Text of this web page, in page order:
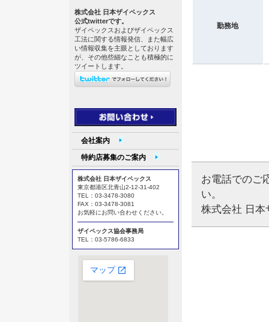
株式会社 日本ザイペックス
公式twitterです。
ザイペックスおよびザイペックス
工法に関する情報発信、また幅広
い情報収集を主眼としております
が、その他些細なことも積極的に
ツイートします。
会社案内
特約店募集のご案内
株式会社 日本ザイペックス
東京都港区北青山2-12-31-402
TEL：03-3478-3080
FAX：03-3478-3081
お気軽にお問い合わせください。
ザイペックス協会事務局
TEL：03-5786-6833
勤務地
お電話でのご
い。
株式会社 日